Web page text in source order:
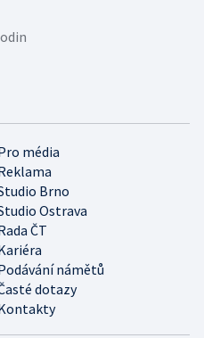
média
Brno
Ostrava
ČT
námětů
dotazy